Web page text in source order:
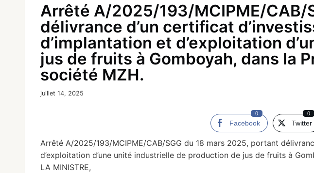
Arrêté A/2025/193/MCIPME/CAB/
délivrance d’un certificat
d’implantation et d’exploitation
jus de fruits à Gomboyah, dans la
société MZH.
juillet 14, 2025
Facebook
0
Twitter
0
Arrêté A/2025/193/MCIPME/CAB/SGG du 18 mars 2025, portant
d’exploitation d’une unité industrielle de production de jus de fruits à
LA MINISTRE,